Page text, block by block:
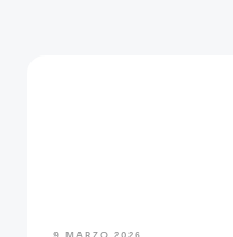
9 MARZO 2026